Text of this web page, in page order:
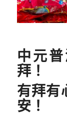
中元
拜！
有拜有
安！